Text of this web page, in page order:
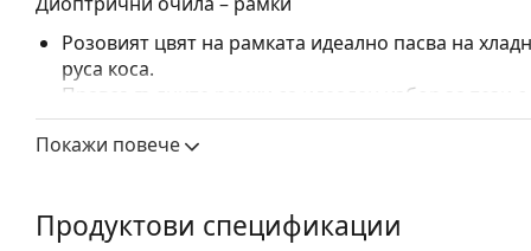
Розовият цвят на рамката идеално пасва на
руса коса.
Правоъгълните рамки са идеален избор за тези
Рамката на очилата е изработена от
издръжливост, удобство при носене и страхотен
запомнящия си дизайн. Едни от предимствата им
Покажи повече
Продуктови спецификации